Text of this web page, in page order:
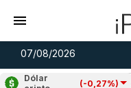
07/08/2026
Dólar
(-0,27%)
(-0,90%)